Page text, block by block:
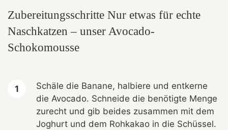
Zubereitungsschritte Nur etwas für echte
Naschkatzen – unser Avocado-
Schokomousse
Schäle die Banane, halbiere und entkerne
die Avocado. Schneide die benötigte Menge
zurecht und gib beides zusammen mit dem
Joghurt und dem Rohkakao in die Schüssel.